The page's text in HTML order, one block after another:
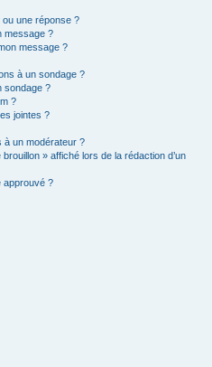
une réponse ?
message ?
message ?
à un sondage ?
sondage ?
?
jointes ?
à un modérateur ?
» affiché lors de la rédaction d’un
approuvé ?